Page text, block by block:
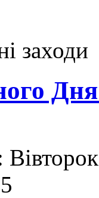
заходи
Дня